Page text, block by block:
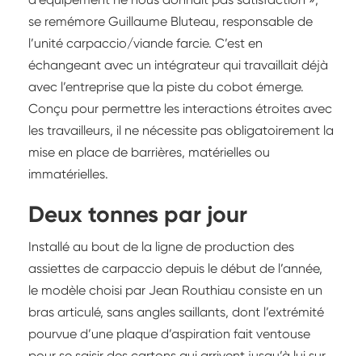
se remémore Guillaume Bluteau, responsable de
l’unité carpaccio/viande farcie. C’est en
échangeant avec un intégrateur qui travaillait déjà
avec l’entreprise que la piste du cobot émerge.
Conçu pour permettre les interactions étroites avec
les travailleurs, il ne nécessite pas obligatoirement la
mise en place de barrières, matérielles ou
immatérielles.
Deux tonnes par jour
Installé au bout de la ligne de production des
assiettes de carpaccio depuis le début de l’année,
le modèle choisi par Jean Routhiau consiste en un
bras articulé, sans angles saillants, dont l’extrémité
pourvue d’une plaque d’aspiration fait ventouse